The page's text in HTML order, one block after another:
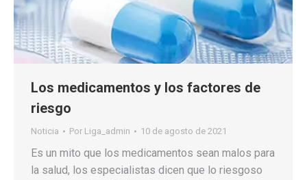
Los medicamentos y los factores de
riesgo
Noticia Por Liga_admin 10 de agosto de 2021
Es un mito que los medicamentos sean malos para
la salud, los especialistas dicen que lo riesgoso